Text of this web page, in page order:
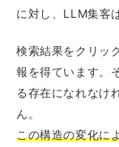
に対し、LLM集客
検索結果をクリッ
報を得ています。
る存在になれなけ
ん。
この構造の変化に